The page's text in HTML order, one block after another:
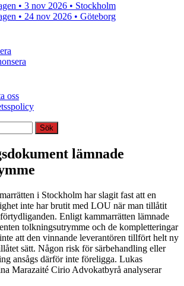
• 3 nov 2026 • Stockholm
• 24 nov 2026 • Göteborg
oss
Sök
lämnade
i Stockholm har slagit fast att en
inte har brutit med LOU när man tillåtit
Enligt kammarrätten lämnade
tolkningsutrymme och de kompletteringar
att den vinnande leverantören tillfört helt ny
sätt. Någon risk för särbehandling eller
ansågs därför inte föreligga. Lukas
Marazaité Cirio Advokatbyrå analyserar